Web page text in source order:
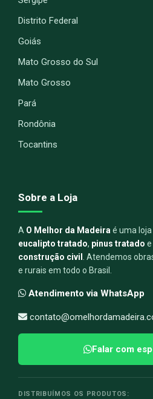
Distrito Federal
Goiás
Mato Grosso do Sul
Mato Grosso
Pará
Rondônia
Tocantins
Sobre a Loja
A O Melhor da Madeira é uma
eucalipto tratado, pinus tratado e
construção civil
. Atendemos
e rurais em todo o Brasil.
Atendimento via WhatsApp
Falar com
DISTRIBUÍMOS OS PRODUTOS: